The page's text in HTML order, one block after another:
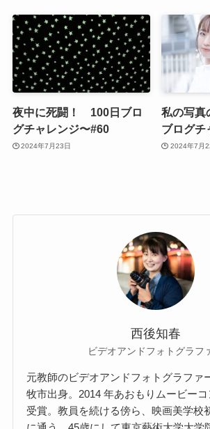
夜中に死闘！ 100日ブロ
グチャレンジ〜#60
2024年7月23日
私の写
ブログチ
2024年7月
西後知春
ビデオアンドフォトグラフ
元教師のビデオアンドフォトグラファ
牧市出⾝。2014 年あおもりムービー
受賞。教員を続ける傍ら、映画美学校